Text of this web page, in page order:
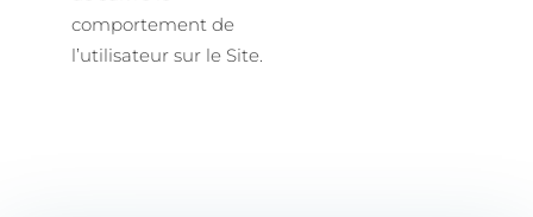
comportement de
l’utilisateur sur le Site.